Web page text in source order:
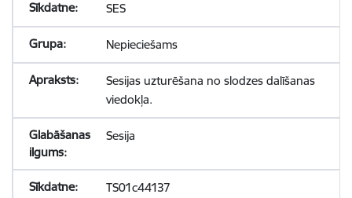
SES
Nepieciešams
Sesijas uzturēšana no slodzes dalīšanas
viedokļa.
Sesija
TS01c44137